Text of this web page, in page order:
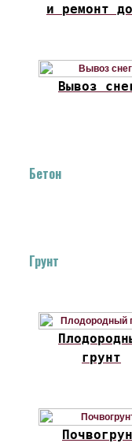
и ремонт
Вывоз
Бетон
Грунт
грунт